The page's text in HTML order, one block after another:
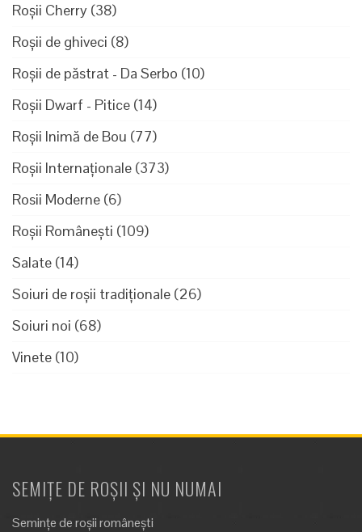
Roșii Cherry (38)
Roșii de ghiveci (8)
Roșii de păstrat - Da Serbo (10)
Roșii Dwarf - Pitice (14)
Roșii Inimă de Bou (77)
Roșii Internaționale (373)
Rosii Moderne (6)
Roșii Românești (109)
Salate (14)
Soiuri de roșii tradiționale (26)
Soiuri noi (68)
Vinete (10)
SEMIȚE DE ROȘII ȘI NU NUMAI
Semințe de roșii românești